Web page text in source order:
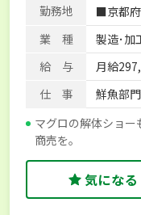
勤務地
■京都府
業 種
製造･加
給 与
月給
仕 事
鮮魚部
マグロの解体ショ
商売を。
気になる